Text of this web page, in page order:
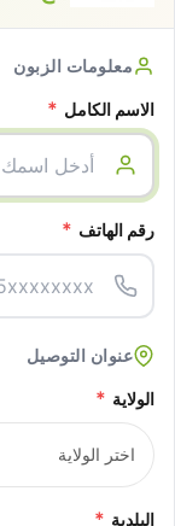
معلومات الزبون
الاسم الكامل *
رقم الهاتف *
عنوان التوصيل
الولاية *
البلدية *